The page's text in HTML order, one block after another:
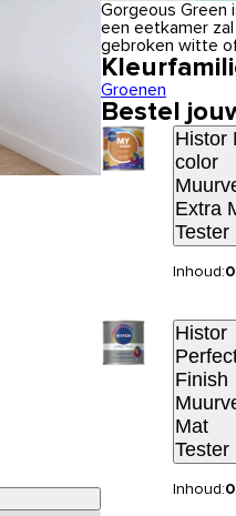
Gorgeous Green
een eetkamer
gebroken witte
Groenen
Bestel
Histor
color
Extra
Tester
Inhoud:
Histor
Finish
Mat
Tester
Inhoud: